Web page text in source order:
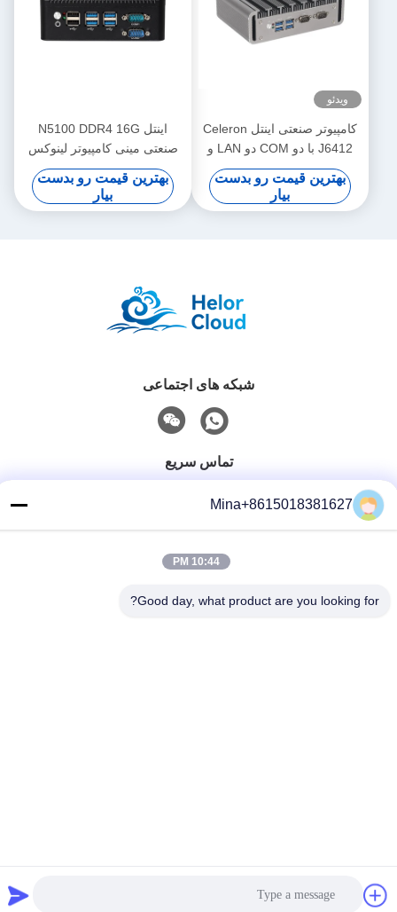
ویدئو
کامپیوتر صنعتی اینتل Celeron
J6412 با دو COM دو LAN و
لینوکس
بهترین قیمت رو بدست
بیار
اینتل N5100 DDR4 16G
صنعتی مینی کامپیوتر لینوکس
دوگانه LAN 4COM برای
KIOSK Digital Signage
بهترین قیمت رو بدست
بیار
شبکه های اجتماعی
تماس سریع
تلفن
Mina+8615018381627
10:44 PM
Good day, what product are you looking for?